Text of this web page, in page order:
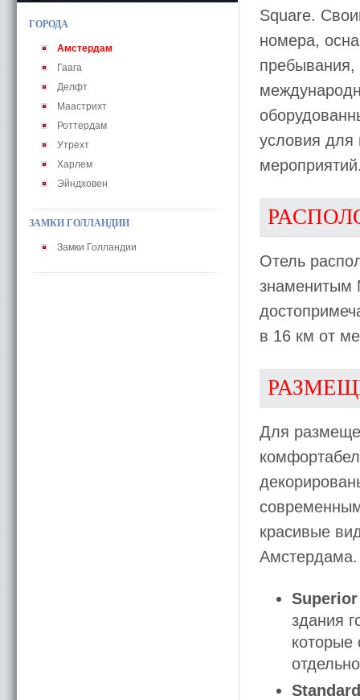
ГОРОДА
Амстердам
Гаага
Делфт
Маастрихт
Роттердам
Утрехт
Харлем
Эйндховен
ЗАМКИ ГОЛЛАНДИИ
Замки Голландии
Square.
номера,
пребывания,
условия для
Отель
знаменитым
в 16 км от
Для
красивые
Амстердама.
здания
которые